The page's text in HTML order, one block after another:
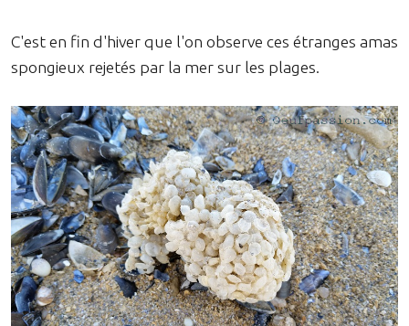
C'est en fin d'hiver que l'on observe ces étranges amas
spongieux rejetés par la mer sur les plages.